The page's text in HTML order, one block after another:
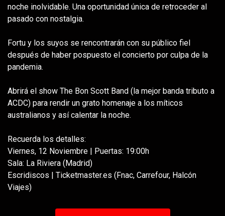
noche inolvidable. Una oportunidad única de retroceder al
pasado con nostalgia.
Fortu y los suyos se rencontrarán con su público fiel
después de haber pospuesto el concierto por culpa de la
pandemia.
Abrirá el show The Bon Scott Band (la mejor banda tributo a
ACDC) para rendir un grato homenaje a los míticos
australianos y así calentar la noche.
Recuerda los detalles:
Viernes, 12 Noviembre | Puertas: 19:00h
Sala: La Riviera (Madrid)
Escridiscos | Ticketmaster.es (Fnac, Carrefour, Halcón
Viajes)